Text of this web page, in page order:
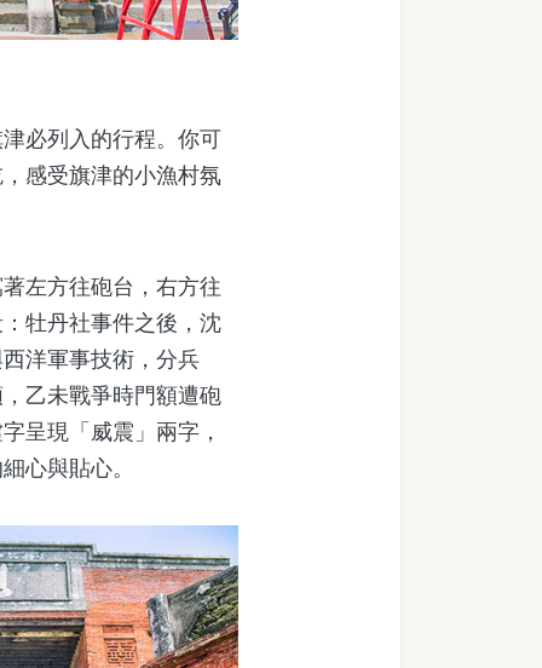
必列入的行程。你可
感受旗津的小漁村氛
左方往砲台，右方往
牡丹社事件之後，沈
洋軍事技術，分兵
乙未戰爭時門額遭砲
呈現「威震」兩字，
心與貼心。